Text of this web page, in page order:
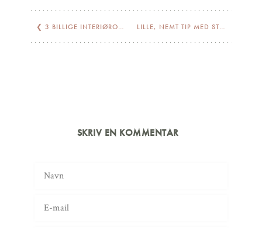
❮ 3 BILLIGE INTERIØROPDATERINGER LILLE, NEMT TIP MED STOR EFFEKT
SKRIV EN KOMMENTAR